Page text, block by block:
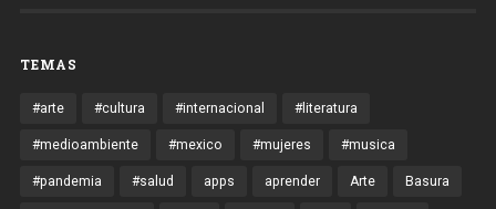
TEMAS
#arte #cultura #internacional #literatura
#medioambiente #mexico #mujeres #musica
#pandemia #salud apps aprender Arte Basura